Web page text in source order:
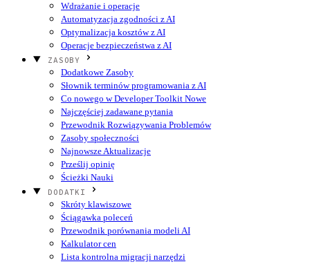
Wdrażanie i operacje
Automatyzacja zgodności z AI
Optymalizacja kosztów z AI
Operacje bezpieczeństwa z AI
ZASOBY
Dodatkowe Zasoby
Słownik terminów programowania z AI
Co nowego w Developer Toolkit Nowe
Najczęściej zadawane pytania
Przewodnik Rozwiązywania Problemów
Zasoby społeczności
Najnowsze Aktualizacje
Prześlij opinię
Ścieżki Nauki
DODATKI
Skróty klawiszowe
Ściągawka poleceń
Przewodnik porównania modeli AI
Kalkulator cen
Lista kontrolna migracji narzędzi